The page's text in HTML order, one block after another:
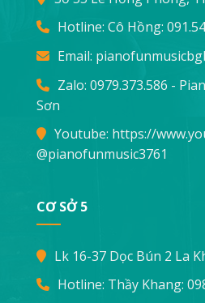
Hotline: Cô Hồng:
Email:
Zalo: 0979.373.586 -
Sơn
Youtube: https://
@pianofunmusic3761
CƠ SỞ 5
Lk 16-37 Dọc Bún 2 La
Hotline: Thầy Khang: